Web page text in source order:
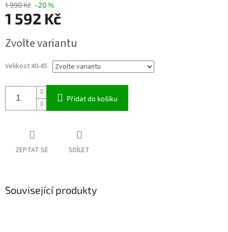
1 990 Kč –20 %
1 592 Kč
cena:
Zvolte variantu
Velikost 40-45
Přidat do košíku
ZEPTAT SE SDÍLET
Související produkty